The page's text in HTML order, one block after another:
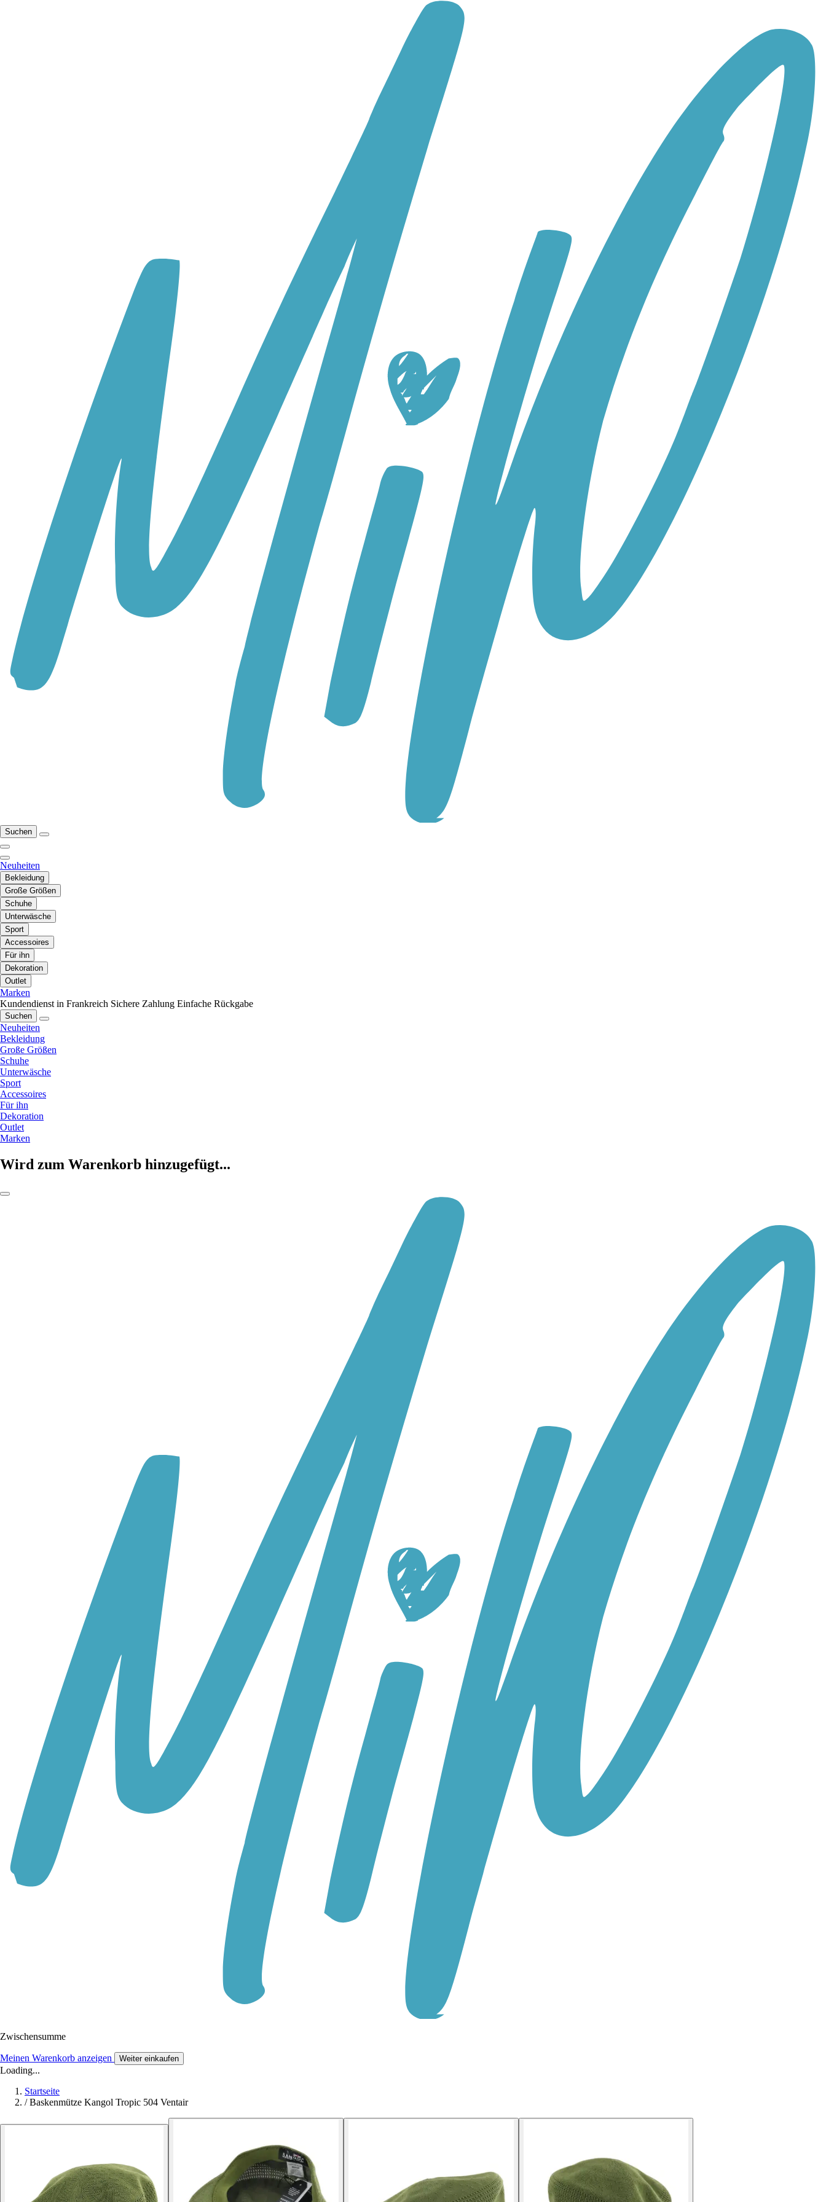
Suchen
Neuheiten
Bekleidung
Große Größen
Schuhe
Unterwäsche
Sport
Accessoires
Für ihn
Dekoration
Outlet
Marken
Kundendienst in Frankreich Sichere Zahlung Einfache Rückgabe
Suchen
Neuheiten
Bekleidung
Große Größen
Schuhe
Unterwäsche
Sport
Accessoires
Für ihn
Dekoration
Outlet
Marken
Wird zum Warenkorb hinzugefügt...
Zwischensumme
Meinen Warenkorb anzeigen Weiter einkaufen
Loading...
Startseite
/ Baskenmütze Kangol Tropic 504 Ventair